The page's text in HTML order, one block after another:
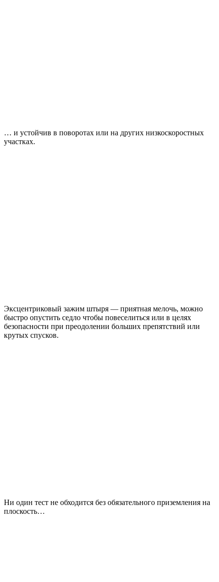
… и устойчив в поворотах или на других низкоскоростных
участках.
Эксцентриковый зажим штыря — приятная мелочь, можно
быстро опустить седло чтобы повеселиться или в целях
безопасности при преодолении больших препятствий или
крутых спусков.
Ни один тест не обходится без обязательного приземления на
плоскость…